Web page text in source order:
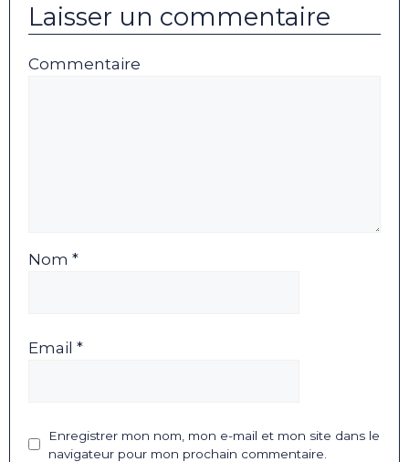
Laisser un commentaire
Commentaire
Nom *
Email *
Enregistrer mon nom, mon e-mail et mon site dans le
navigateur pour mon prochain commentaire.